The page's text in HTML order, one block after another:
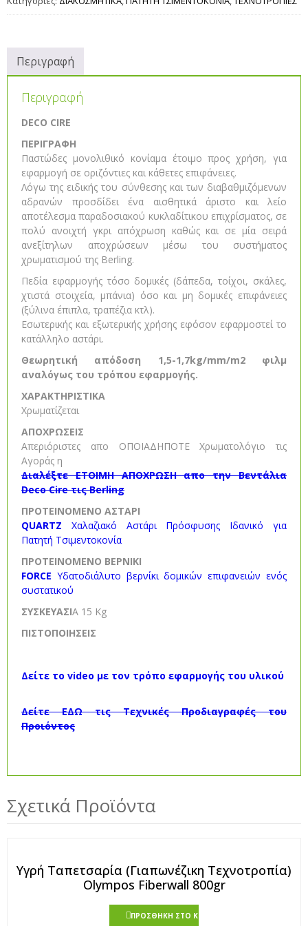
Περιγραφή
Περιγραφή
DECO CIRE
ΠΕΡΙΓΡΑΦΗ
Παστώδες μονολιθικό κονίαμα έτοιμο προς χρήση, για
εφαρμογή σε οριζόντιες και κάθετες επιφάνειες.
Λόγω της ειδικής του σύνθεσης και των διαβαθμιζόμενων
αδρανών προσδίδει ένα αισθητικά άριστο και λείο
αποτέλεσμα παραδοσιακού κυκλαδίτικου επιχρίσματος, σε
πολύ ανοιχτή γκρι απόχρωση καθώς και σε μία σειρά
ανεξίτηλων αποχρώσεων μέσω του συστήματος
χρωματισμού της Berling.
Πεδία εφαρμογής τόσο δομικές (δάπεδα, τοίχοι, σκάλες,
χτιστά στοιχεία, μπάνια) όσο και μη δομικές επιφάνειες
(ξύλινα έπιπλα, τραπέζια κτλ).
Εσωτερικής και εξωτερικής χρήσης εφόσον εφαρμοστεί το
κατάλληλο αστάρι.
Θεωρητική απόδοση 1,5-1,7kg/mm/m2 φιλμ
αναλόγως του τρόπου εφαρμογής.
ΧΑΡΑΚΤΗΡΙΣΤΙΚΑ
Χρωματίζεται
ΑΠΟΧΡΩΣΕΙΣ
Απεριόριστες απο ΟΠΟΙΑΔΗΠΟΤΕ Χρωματολόγιο τις
Αγοράς η
Διαλέξτε ΕΤΟΙΜΗ ΑΠΟΧΡΩΣΗ απο την Βεντάλια
Deco Cire τις Berling
ΠΡΟΤΕΙΝΟΜΕΝΟ ΑΣΤΑΡΙ
QUARTZ Χαλαζιακό Αστάρι Πρόσφυσης Ιδανικό για
Πατητή Τσιμεντοκονία
ΠΡΟΤΕΙΝΟΜΕΝΟ ΒΕΡΝΙΚΙ
FORCE Υδατοδιάλυτο βερνίκι δομικών επιφανειών ενός
συστατικού
ΣΥΣΚΕΥΑΣΙΑ 15 Kg
ΠΙΣΤΟΠΟΙΗΣΕΙΣ
Δείτε το video με τον τρόπο εφαρμογής του υλικού
Δείτε ΕΔΩ τις Τεχνικές Προδιαγραφές του
Προιόντος
Σχετικά Προϊόντα
Υγρή Ταπετσαρία (Γιαπωνέζικη Τεχνοτροπία)
Olympos Fiberwall 800gr
ΠΡΟΣΘΉΚΗ ΣΤΟ ΚΑΛΆΘΙ